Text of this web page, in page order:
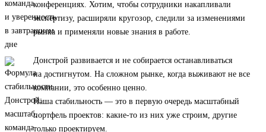
конференциях. Хотим, чтобы сотрудники накапливали
экспертизу, расширяли кругозор, следили за изменениями
рынка и применяли новые знания в работе.
Донстрой развивается и не собирается останавливаться
на достигнутом. На сложном рынке, когда выживают не все
компании, это особенно ценно.
Наша стабильность — это в первую очередь масштабный
портфель проектов: какие-то из них уже строим, другие
только проектируем.